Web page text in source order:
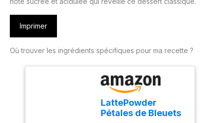
Imprimer
Où trouver les ingrédients spécifiques pour ma recette ?
LattePowder
Pétales de Bleuets